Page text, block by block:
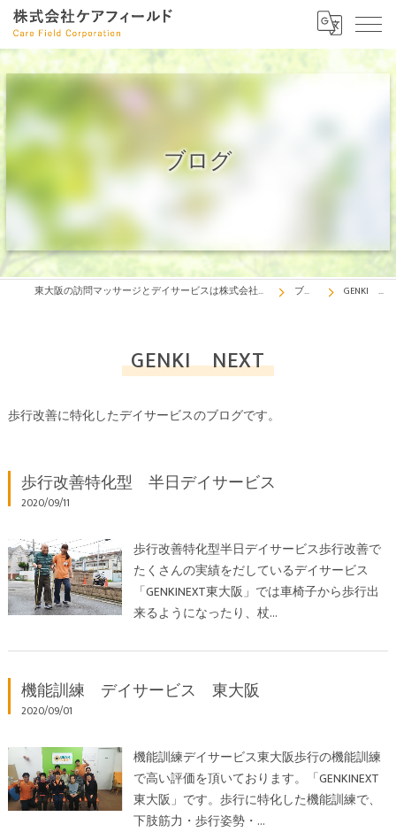
ブログ
東大阪の訪問マッサージとデイサービスは株式会社ケアフィールド ブログ GENKI NEXT
GENKI NEXT
歩行改善に特化したデイサービスのブログです。
歩行改善特化型 半日デイサービス
2020/09/11
歩行改善特化型半日デイサービス歩行改善で
たくさんの実績をだしているデイサービス
「GENKINEXT東大阪」では車椅子から歩行出
来るようになったり、杖…
機能訓練 デイサービス 東大阪
2020/09/01
機能訓練デイサービス東大阪歩行の機能訓練
で高い評価を頂いております。「GENKINEXT
東大阪」です。歩行に特化した機能訓練で、
下肢筋力・歩行姿勢・…